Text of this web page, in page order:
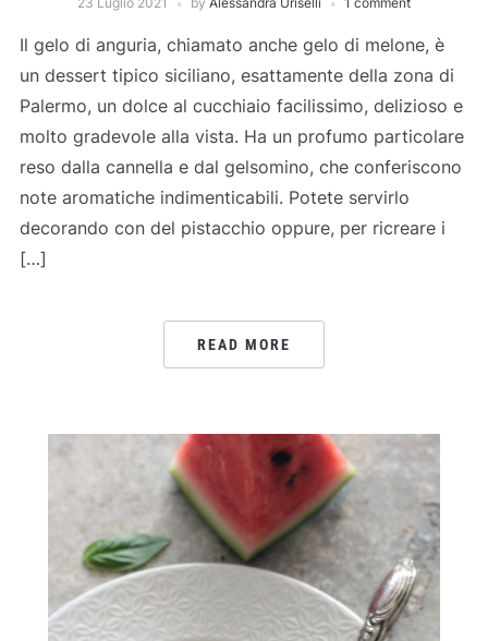
Il gelo di anguria, chiamato anche gelo di melone, è
un dessert tipico siciliano, esattamente della zona di
Palermo, un dolce al cucchiaio facilissimo, delizioso e
molto gradevole alla vista. Ha un profumo particolare
reso dalla cannella e dal gelsomino, che conferiscono
note aromatiche indimenticabili. Potete servirlo
decorando con del pistacchio oppure, per ricreare i
[…]
READ MORE